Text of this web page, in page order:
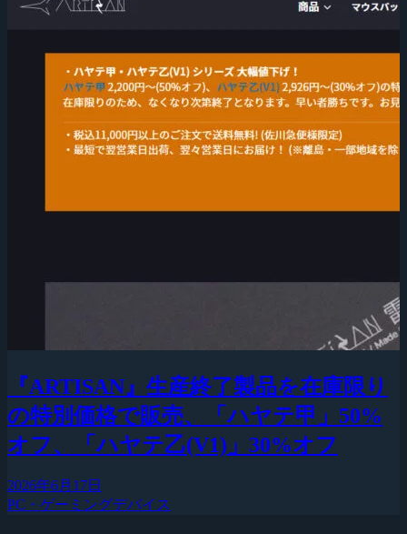
『ARTISAN』生産終了製品を在庫限り
の特別価格で販売、「ハヤテ甲」50%
オフ、「ハヤテ乙(V1)」30%オフ
2026年6月17日
PC・ゲーミングデバイス